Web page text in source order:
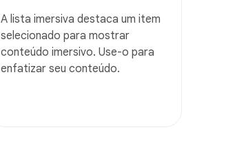
A lista imersiva destaca um item
selecionado para mostrar
conteúdo imersivo. Use-o para
enfatizar seu conteúdo.